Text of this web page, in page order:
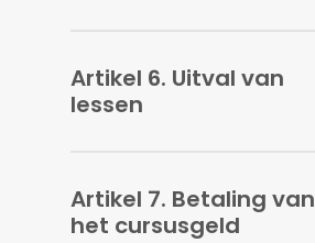
Artikel 6. Uitval van
lessen
Artikel 7. Betaling van
het cursusgeld